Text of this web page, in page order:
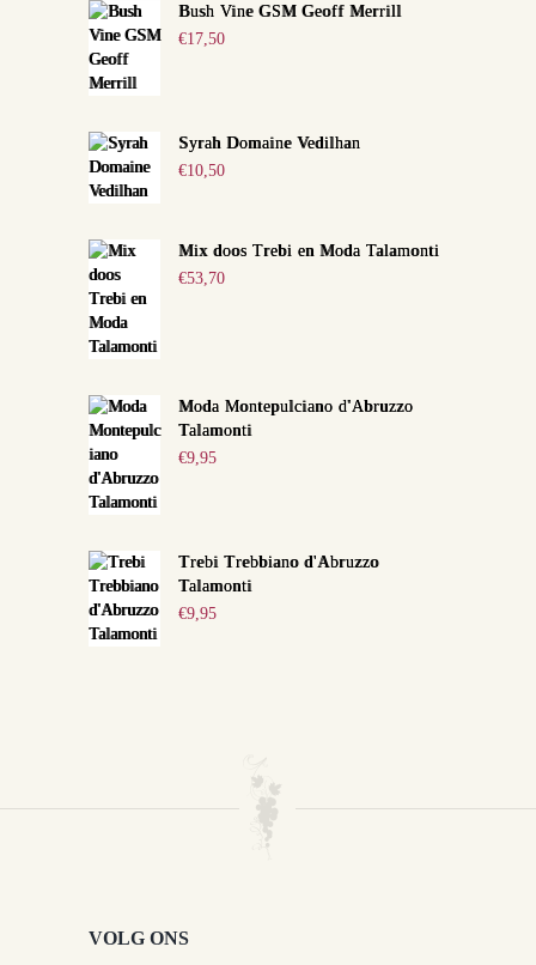
Bush Vine GSM Geoff Merrill
€17,50
Syrah Domaine Vedilhan
€10,50
Mix doos Trebi en Moda Talamonti
€53,70
Moda Montepulciano d'Abruzzo
Talamonti
€9,95
Trebi Trebbiano d'Abruzzo
Talamonti
€9,95
VOLG ONS